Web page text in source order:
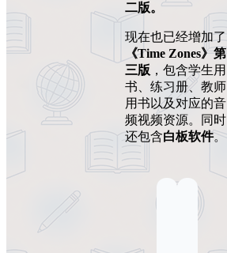
二版。
现在也已经增加了
《Time Zones》第
三版 ，包含学生用
书、练习册、教师
用书以及对应的音
频视频资源。同时
还包含白板软件。